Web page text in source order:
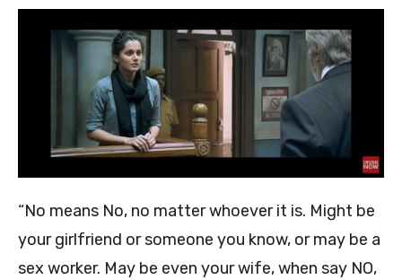
“No means No, no matter whoever it is. Might be
your girlfriend or someone you know, or may be a
sex worker. May be even your wife, when say NO,